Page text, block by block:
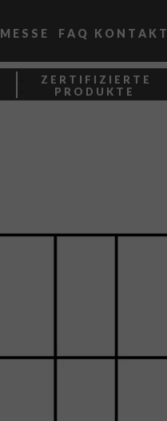
Z E R T I F I Z I E R T E
P R O D U K T E
M E S S E K O N T A K T
F A Q